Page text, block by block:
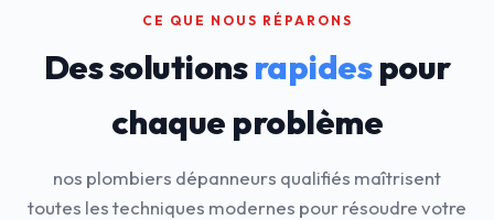
CE QUE NOUS RÉPARONS
Des solutionsrapidespour
chaque problème
nos plombiers dépanneurs qualifiés maîtrisent
toutes les techniques modernes pour résoudre votre